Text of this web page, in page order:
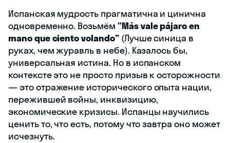
Испанская мудрость прагматична и циничнa
одновременно. Возьмём "Más vale pájaro en
mano que ciento volando"(Лучше синица в
руках, чем журавль в небе). Казалось бы,
универсальная истина. Но в испанском
контексте это не просто призыв к осторожности
— это отражение исторического опыта нации,
пережившей войны, инквизицию,
экономические кризисы. Испанцы научились
ценить то, что есть, потому что завтра оно может
исчезнуть.